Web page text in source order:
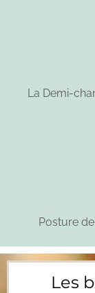
La Demi-
Posture
Les